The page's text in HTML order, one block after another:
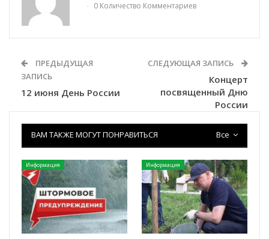
0 Количество Комментариев
ПРЕДЫДУЩАЯ
ЗАПИСЬ
12 июня День России
СЛЕДУЮЩАЯ ЗАПИСЬ
Концерт
посвященный Дню
России
Все
ВАМ ТАКЖЕ МОГУТ ПОНРАВИТЬСЯ
Информация Информация